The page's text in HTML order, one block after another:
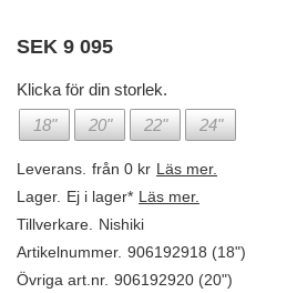
SEK 9 095
Klicka för din storlek.
18"
20" 22" 24"
Leverans. från 0 kr Läs mer.
Lager. Ej i lager* Läs mer.
Tillverkare.
Nishiki
Artikelnummer. 906192918 (18")
Övriga art.nr. 906192920 (20")